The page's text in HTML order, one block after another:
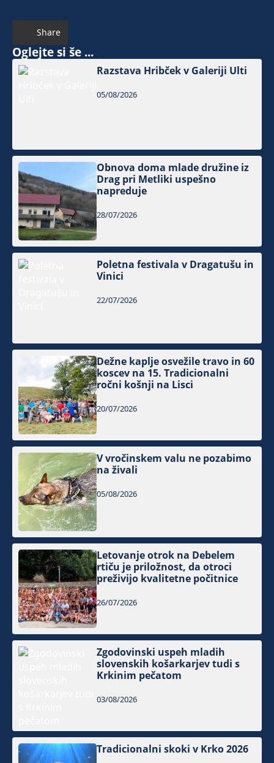
Share
Oglejte si še ...
Razstava Hribček v Galeriji Ulti
05/08/2026
Obnova doma mlade družine iz
Drag pri Metliki uspešno
napreduje
28/07/2026
Poletna festivala v Dragatušu in
Vinici
22/07/2026
Dežne kaplje osvežile travo in 60
koscev na 15. Tradicionalni
ročni košnji na Lisci
20/07/2026
V vročinskem valu ne pozabimo
na živali
05/08/2026
Letovanje otrok na Debelem
rtiču je priložnost, da otroci
preživijo kvalitetne počitnice
26/07/2026
Zgodovinski uspeh mladih
slovenskih košarkarjev tudi s
Krkinim pečatom
03/08/2026
Tradicionalni skoki v Krko 2026